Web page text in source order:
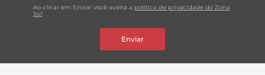
Ao clicar em Enviar você aceita a política de privacidade do Zona
Sul
Enviar